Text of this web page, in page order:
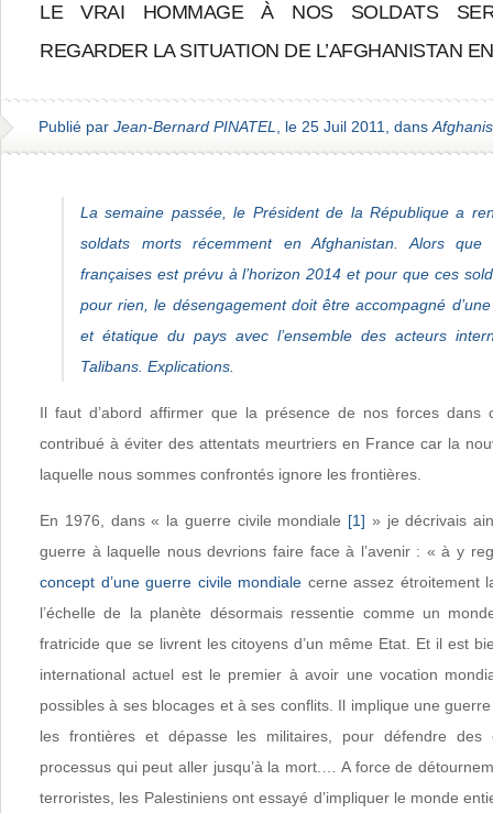
LE VRAI HOMMAGE À NOS SOLDATS
REGARDER LA SITUATION DE L’AFGHANISTAN
Publié par Jean-Bernard PINATEL , le 25 Juil 2011, dans
La semaine passée, le Président de la République a
soldats morts récemment en Afghanistan. Alors
françaises est prévu à l’horizon 2014 et pour que ces
pour rien, le désengagement doit être accompagné
et étatique du pays avec l’ensemble des acteurs
Talibans. Explications.
Il faut d’abord affirmer que la présence de nos forces dans
contribué à éviter des attentats meurtriers en France car la
laquelle nous sommes confrontés ignore les frontières.
En 1976, dans « la guerre civile mondiale [1] » je décrivais
guerre à laquelle nous devrions faire face à l’avenir : « à y
concept d’une guerre civile mondiale cerne assez étroitement
l’échelle de la planète désormais ressentie comme un
fratricide que se livrent les citoyens d’un même Etat. Et il est
international actuel est le premier à avoir une vocation
possibles à ses blocages et à ses conflits. Il implique une
les frontières et dépasse les militaires, pour défendre des
processus qui peut aller jusqu’à la mort.… A force de
terroristes, les Palestiniens ont essayé d’impliquer le monde